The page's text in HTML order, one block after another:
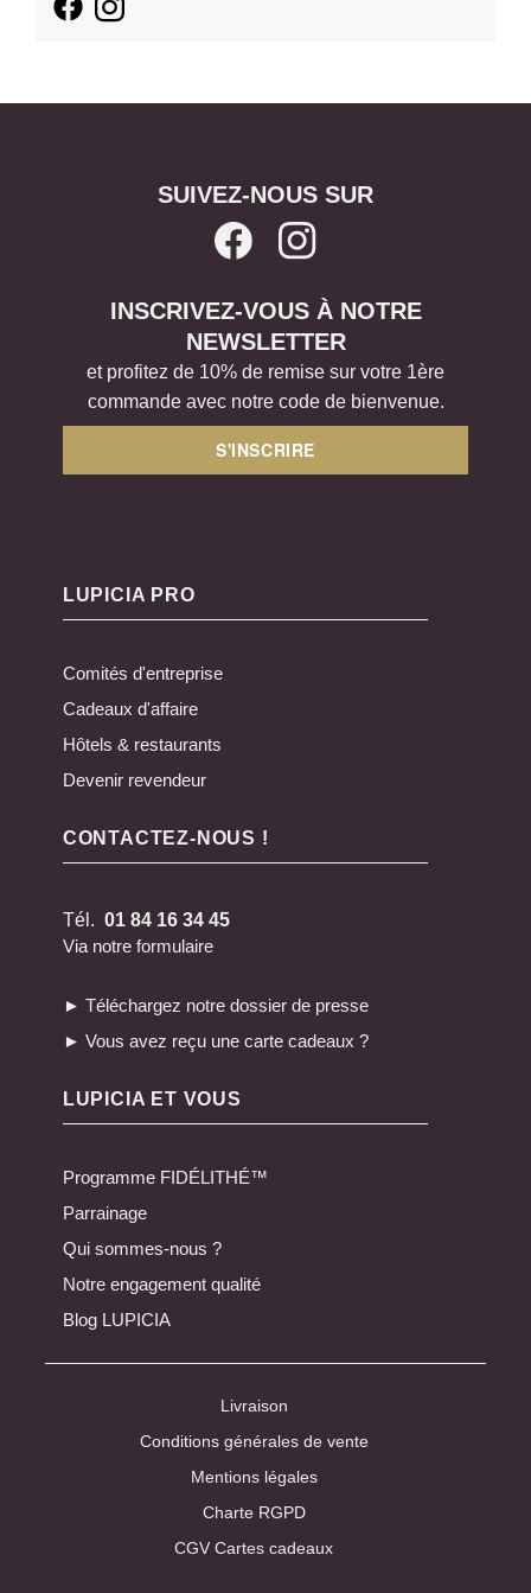
SUIVEZ-NOUS SUR
INSCRIVEZ-VOUS À NOTRE
NEWSLETTER
et profitez de 10% de remise sur votre 1ère
commande avec notre code de bienvenue.
S'INSCRIRE
LUPICIA PRO
Comités d'entreprise
Cadeaux d'affaire
Hôtels & restaurants
Devenir revendeur
CONTACTEZ-NOUS !
Tél. 01 84 16 34 45
Via notre formulaire
► Téléchargez notre dossier de presse
► Vous avez reçu une carte cadeaux ?
LUPICIA ET VOUS
Programme FIDÉLITHÉ™
Parrainage
Qui sommes-nous ?
Notre engagement qualité
Blog LUPICIA
Livraison
Conditions générales de vente
Mentions légales
Charte RGPD
CGV Cartes cadeaux